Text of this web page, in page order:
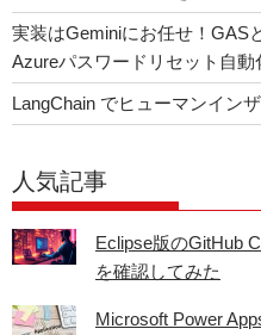
実装はGeminiにお任せ！GAS
Azureパスワードリセット自動
LangChain でヒューマンイン
人気記事
Eclipse版のGitHub
を確認してみた
Microsoft Power